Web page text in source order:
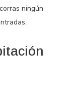
ningún